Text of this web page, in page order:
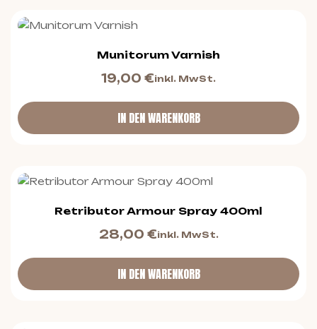
Munitorum Varnish
19,00 €inkl. MwSt.
IN DEN WARENKORB
Retributor Armour Spray 400ml
28,00 €inkl. MwSt.
IN DEN WARENKORB